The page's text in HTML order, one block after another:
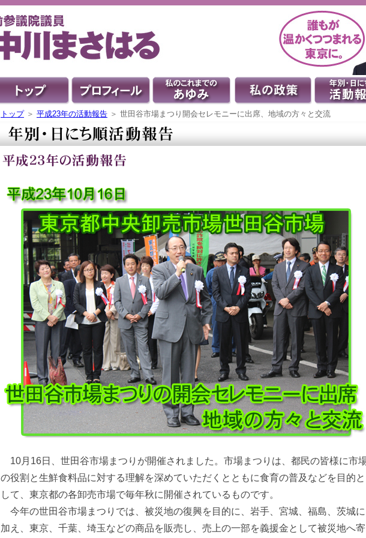
トップ＞ 平成23年の活動報告 ＞ 世田谷市場まつり開会セレモニーに出席、地域の方々と交流
10月16日、世田谷市場まつりが開催されました。市場まつりは、都民の皆様に市
の役割と生鮮食料品に対する理解を深めていただくとともに食育の普及などを目的と
して、東京都の各卸売市場で毎年秋に開催されているものです。
今年の世田谷市場まつりでは、被災地の復興を目的に、岩手、宮城、福島、茨城に
加え、東京、千葉、埼玉などの商品を販売し、売上の一部を義援金として被災地へ寄